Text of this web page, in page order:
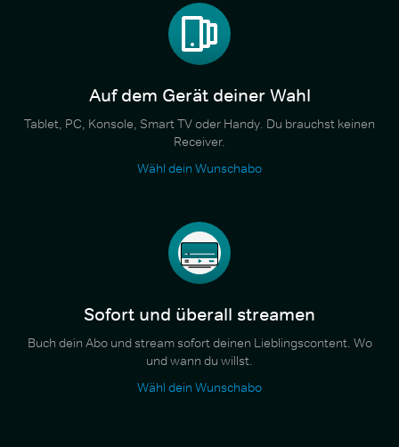
Auf dem Gerät deiner Wahl
Tablet, PC, Konsole, Smart TV oder Handy. Du brauchst keinen
Receiver.
Wähl dein Wunschabo
Sofort und überall streamen
Buch dein Abo und stream sofort deinen Lieblingscontent. Wo
und wann du willst.
Wähl dein Wunschabo